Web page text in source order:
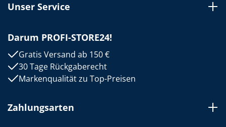
Unser Service
Darum PROFI-STORE24!
Gratis Versand ab 150 €
30 Tage Rückgaberecht
Markenqualität zu Top-Preisen
Zahlungsarten